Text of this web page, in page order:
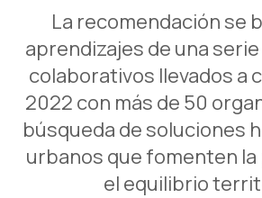
La recomendación se
aprendizajes de una
colaborativos llevados a
2022 con más de 50
búsqueda de soluciones
urbanos que fomenten
el equilibrio